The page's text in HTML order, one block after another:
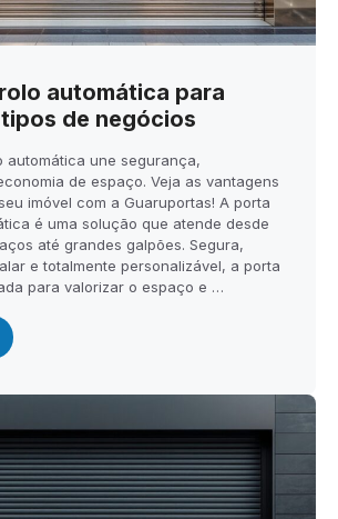
automática para
de negócios
automática une segurança,
de espaço. Veja as vantagens
imóvel com a Guaruportas! A porta
é uma solução que atende desde
até grandes galpões. Segura,
e totalmente personalizável, a porta
para valorizar o espaço e …